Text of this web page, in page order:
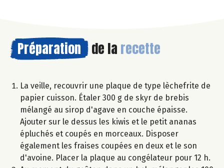
Préparation de la recette
La veille, recouvrir une plaque de type lèchefrite de
papier cuisson. Étaler 300 g de skyr de brebis
mélangé au sirop d'agave en couche épaisse.
Ajouter sur le dessus les kiwis et le petit ananas
épluchés et coupés en morceaux. Disposer
également les fraises coupées en deux et le son
d'avoine. Placer la plaque au congélateur pour 12 h.